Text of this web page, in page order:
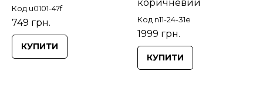
Код u0101-47f
749 грн.
КУПИТИ
коричневий
Код n11-24-31e
1999 грн.
КУПИТИ